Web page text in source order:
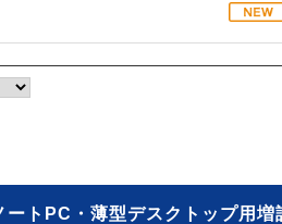
ートPC・薄型デスクトップ用